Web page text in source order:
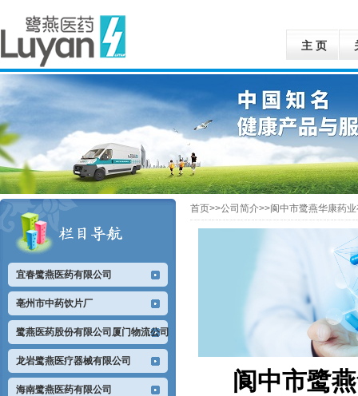
主 页
宜春鹭燕医药有限公司
亳州市中药饮片厂
鹭燕医药股份有限公司厦门物流公司
龙岩鹭燕医疗器械有限公司
海南鹭燕医药有限公司
首页>>公司简介>>阆中市鹭燕华康药
阆中市鹭